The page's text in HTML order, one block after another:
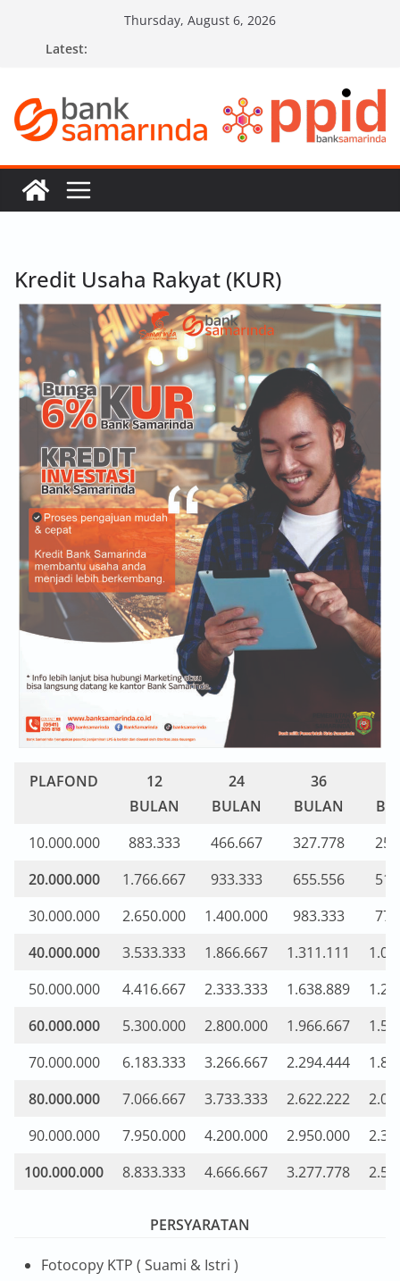
Thursday, August 6, 2026
Latest:
Kredit Usaha Rakyat (KUR)
PLAFOND
12
BULAN
24
BULAN
36
BULAN
10.000.000
883.333 466.667 327.778
20.000.000
1.766.667 933.333 655.556
30.000.000
2.650.000 1.400.000 983.333
40.000.000
3.533.333 1.866.667 1.311.111
50.000.000
4.416.667 2.333.333 1.638.889
60.000.000
5.300.000 2.800.000 1.966.667
70.000.000
6.183.333 3.266.667 2.294.444
80.000.000
7.066.667 3.733.333 2.622.222
90.000.000
7.950.000 4.200.000 2.950.000
100.000.000
8.833.333 4.666.667 3.277.778
PERSYARATAN
Fotocopy KTP ( Suami & Istri )